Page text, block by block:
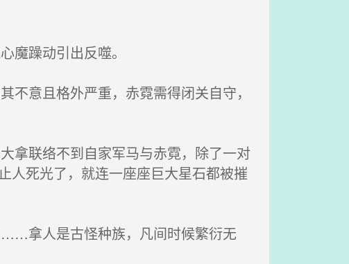
躁动引出反噬。
意且格外严重，赤霓需得闭关自守，
拿联络不到自家军马与赤霓，除了一对
人死光了，就连一座座巨大星石都被摧
拿人是古怪种族，凡间时候繁衍无